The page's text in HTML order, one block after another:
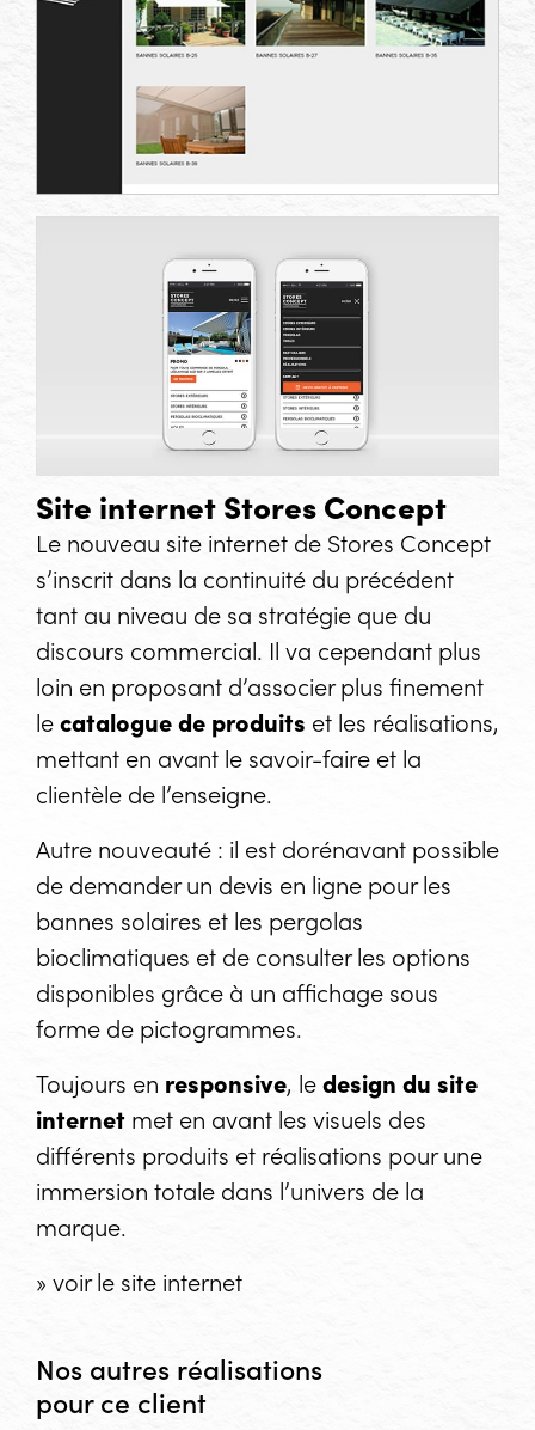
Site internet Stores Concept
Le nouveau site internet de Stores Concept
s’inscrit dans la continuité du précédent
tant au niveau de sa stratégie que du
discours commercial. Il va cependant plus
loin en proposant d’associer plus finement
lecatalogue de produits et les réalisations,
mettant en avant le savoir-faire et la
clientèle de l’enseigne.
Autre nouveauté : il est dorénavant possible
de demander un devis en ligne pour les
bannes solaires et les pergolas
bioclimatiques et de consulter les options
disponibles grâce à un affichage sous
forme de pictogrammes.
Toujours en responsive, ledesign du site
internet met en avant les visuels des
différents produits et réalisations pour une
immersion totale dans l’univers de la
marque.
» voir le site internet
Nos autres réalisations
pour ce client